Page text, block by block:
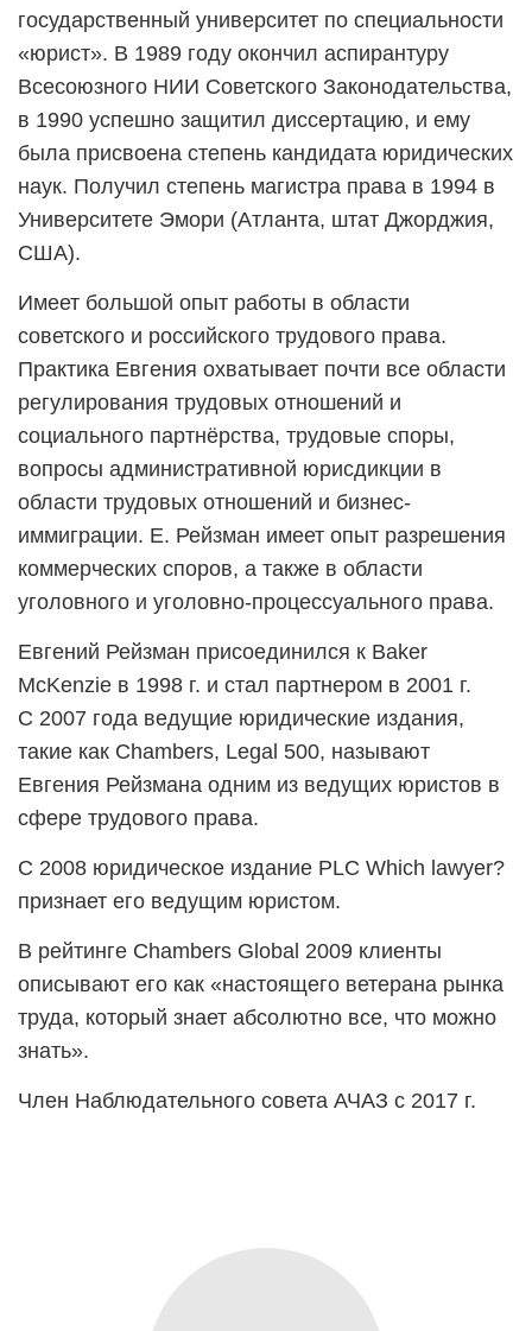
государственный университет по специальности
«юрист». В 1989 году окончил аспирантуру
Всесоюзного НИИ Советского Законодательства,
в 1990 успешно защитил диссертацию, и ему
была присвоена степень кандидата юридических
наук. Получил степень магистра права в 1994 в
Университете Эмори (Атланта, штат Джорджия,
США).
Имеет большой опыт работы в области
советского и российского трудового права.
Практика Евгения охватывает почти все области
регулирования трудовых отношений и
социального партнёрства, трудовые споры,
вопросы административной юрисдикции в
области трудовых отношений и бизнес-
иммиграции. Е. Рейзман имеет опыт разрешения
коммерческих споров, а также в области
уголовного и уголовно-процессуального права.
Евгений Рейзман присоединился к Baker
McKenzie в 1998 г. и стал партнером в 2001 г.
C 2007 года ведущие юридические издания,
такие как Chambers, Legal 500, называют
Евгения Рейзмана одним из ведущих юристов в
сфере трудового права.
С 2008 юридическое издание PLC Which lawyer?
признает его ведущим юристом.
В рейтинге Chambers Global 2009 клиенты
описывают его как «настоящего ветерана рынка
труда, который знает абсолютно все, что можно
знать».
Член Наблюдательного совета АЧАЗ с 2017 г.